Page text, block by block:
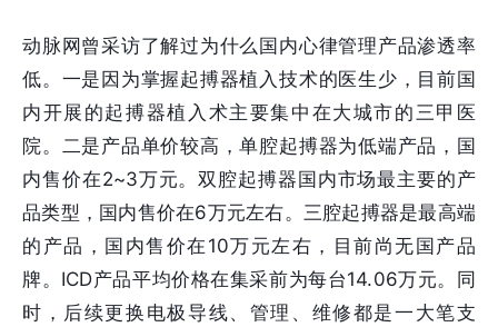
动脉网曾采访了解过为什么国内心律管理产品渗透率
低。一是因为掌握起搏器植入技术的医生少，目前国
内开展的起搏器植入术主要集中在大城市的三甲医
院。二是产品单价较高，单腔起搏器为低端产品，国
内售价在2~3万元。双腔起搏器国内市场最主要的产
品类型，国内售价在6万元左右。三腔起搏器是最高端
的产品，国内售价在10万元左右，目前尚无国产品
牌。ICD产品平均价格在集采前为每台14.06万元。同
时，后续更换电极导线、管理、维修都是一大笔支